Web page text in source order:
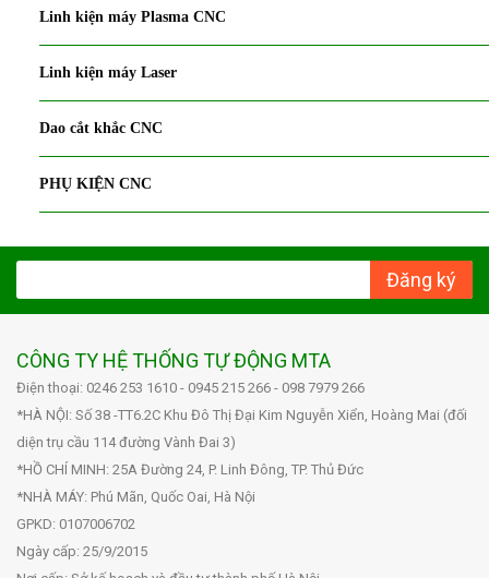
Linh kiện máy Plasma CNC
Linh kiện máy Laser
Dao cắt khắc CNC
PHỤ KIỆN CNC
Đăng ký
CÔNG TY HỆ THỐNG TỰ ĐỘNG MTA
Điện thoại: 0246 253 1610 - 0945 215 266 - 098 7979 266
*HÀ NỘI: Số 38 -TT6.2C Khu Đô Thị Đại Kim Nguyễn Xiển, Hoàng Mai (đối
diện trụ cầu 114 đường Vành Đai 3)
*HỒ CHÍ MINH: 25A Đường 24, P. Linh Đông, TP. Thủ Đức
*NHÀ MÁY: Phú Mãn, Quốc Oai, Hà Nội
GPKD: 0107006702
Ngày cấp: 25/9/2015